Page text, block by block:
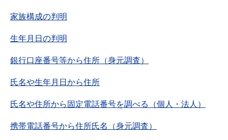
家族構成の判明
生年月日の判明
銀行口座番号等から住所（身元調査）
氏名や生年月日から住所
氏名や住所から固定電話番号を調べる（個人・法人）
携帯電話番号から住所氏名（身元調査）